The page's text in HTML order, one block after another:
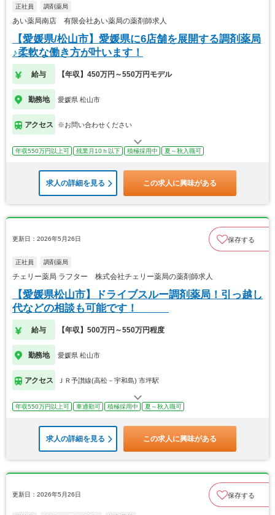
正社員 調剤薬局
あい薬局南店 有限会社あい薬局の薬剤師求人
【愛媛県/松山市】愛媛県に6店舗を展開する調剤薬局
♪柔軟な働き方が叶います！
給与 【年収】450万円～550万円モデル
勤務地 愛媛県 松山市
アクセス ※お問い合わせください
年収550万円以上可 残業月10ｈ以下 積極採用中 夏～秋入職可
求人の詳細を見る この求人に興味がある
更新日：2026年5月26日 保存する
正社員 調剤薬局
チェリー薬局 ラフター 株式会社チェリー薬局の薬剤師求人
【愛媛県松山市】ドライブスルー調剤薬局！引っ越し
代などの相談も可能です！
給与 【年収】500万円～550万円程度
勤務地 愛媛県 松山市
アクセス ＪＲ予讃線(高松－宇和島) 市坪駅
年収550万円以上可 車通勤可 積極採用中 夏～秋入職可
求人の詳細を見る この求人に興味がある
更新日：2026年5月26日 保存する